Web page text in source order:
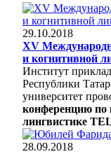
29.10.2018
XV
и когнитивной
Институт
Республики
университет
конференцию по
лингвистике
28.09.2018